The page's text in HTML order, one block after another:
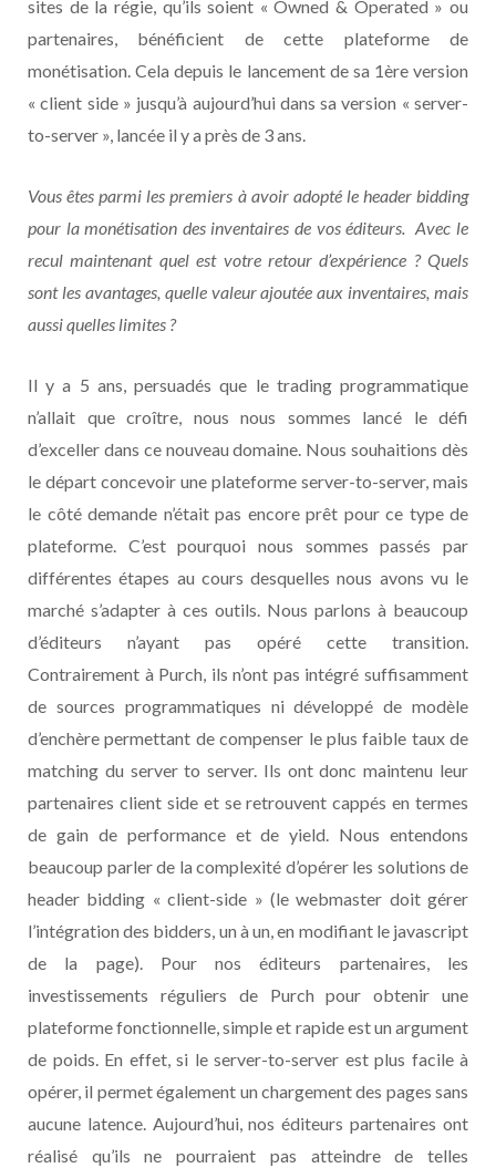
sites de la régie, qu’ils soient « Owned & Operated » ou
partenaires, bénéficient de cette plateforme de
monétisation. Cela depuis le lancement de sa 1ère version
« client side » jusqu’à aujourd’hui dans sa version « server-
to-server », lancée il y a près de 3 ans.
Vous êtes parmi les premiers à avoir adopté le header bidding
pour la monétisation des inventaires de vos éditeurs. Avec le
recul maintenant quel est votre retour d’expérience ? Quels
sont les avantages, quelle valeur ajoutée aux inventaires, mais
aussi quelles limites ?
Il y a 5 ans, persuadés que le trading programmatique
n’allait que croître, nous nous sommes lancé le défi
d’exceller dans ce nouveau domaine. Nous souhaitions dès
le départ concevoir une plateforme server-to-server, mais
le côté demande n’était pas encore prêt pour ce type de
plateforme. C’est pourquoi nous sommes passés par
différentes étapes au cours desquelles nous avons vu le
marché s’adapter à ces outils. Nous parlons à beaucoup
d’éditeurs n’ayant pas opéré cette transition.
Contrairement à Purch, ils n’ont pas intégré suffisamment
de sources programmatiques ni développé de modèle
d’enchère permettant de compenser le plus faible taux de
matching du server to server. Ils ont donc maintenu leur
partenaires client side et se retrouvent cappés en termes
de gain de performance et de yield. Nous entendons
beaucoup parler de la complexité d’opérer les solutions de
header bidding « client-side » (le webmaster doit gérer
l’intégration des bidders, un à un, en modifiant le javascript
de la page). Pour nos éditeurs partenaires, les
investissements réguliers de Purch pour obtenir une
plateforme fonctionnelle, simple et rapide est un argument
de poids. En effet, si le server-to-server est plus facile à
opérer, il permet également un chargement des pages sans
aucune latence. Aujourd’hui, nos éditeurs partenaires ont
réalisé qu’ils ne pourraient pas atteindre de telles